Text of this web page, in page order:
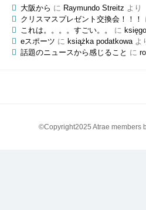
大阪から に Raymundo Streitz より
クリスマスプレゼント交換会！！！
これは。。。。すごい。。
に
eスポーツ に książka podatkowaよ
話題のニュースから感じること に
©Copyright2025 Atrae members